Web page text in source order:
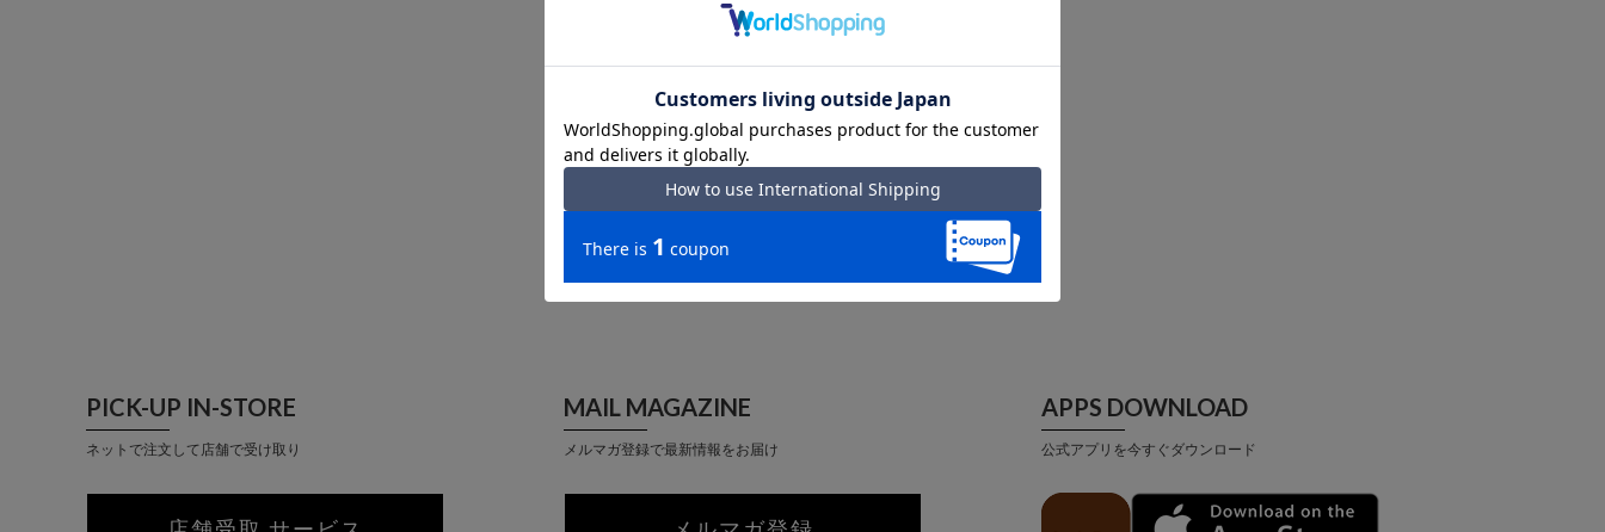
あなたが最近見た商品
PICK-UP IN-STORE
ネットで注文して店舗で受け取り
MAIL MAGAZINE
メルマガ登録で最新情報をお届け
APPS DOWNLOAD
公式アプリを今すぐダウンロード